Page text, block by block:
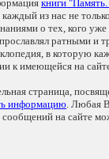
книги "Память.
каждый из нас не
о тех, кого
ратными и
в которую
к имеющейся на
страница,
информацию. Любая
на сайте